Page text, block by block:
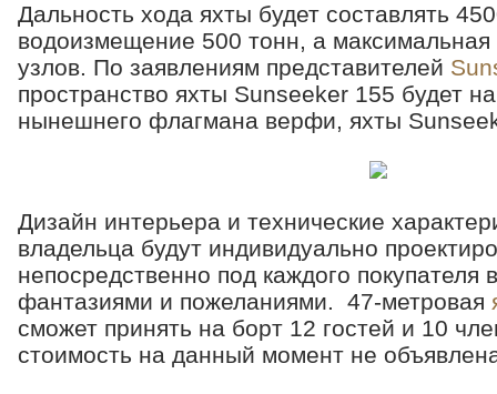
Дальность хода яхты будет составлять
водоизмещение 500 тонн, а максимальная
узлов. По заявлениям представителей
пространство яхты Sunseeker 155 будет
нынешнего флагмана верфи, яхты
Дизайн интерьера и технические
владельца будут индивидуально
непосредственно под каждого покупателя
фантазиями и пожеланиями. 47-метровая
сможет принять на борт 12 гостей и 10
стоимость на данный момент не